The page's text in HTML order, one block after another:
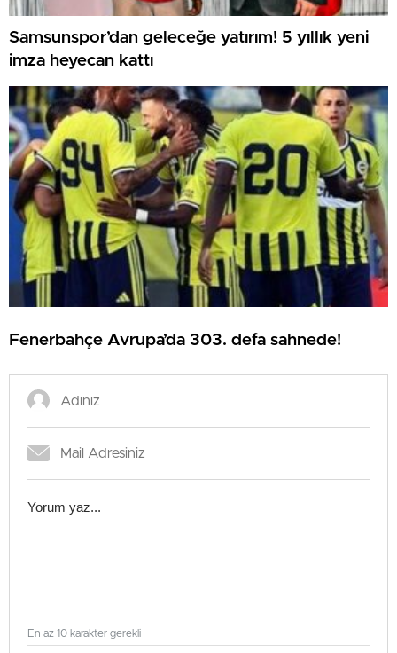
Samsunspor’dan geleceğe yatırım! 5 yıllık yeni
imza heyecan kattı
Fenerbahçe Avrupa’da 303. defa sahnede!
En az 10 karakter gerekli